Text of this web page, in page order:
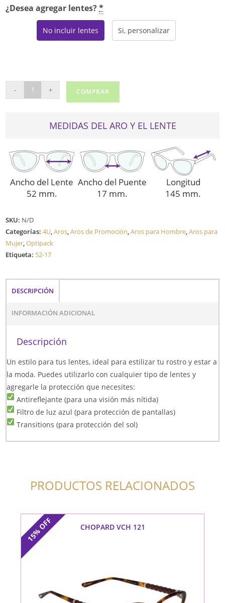
¿Desea agregar lentes?*
No incluir lentes Si, personalizar
105
- + COMPRAR
MEDIDAS DEL ARO Y EL LENTE
Ancho del Lente
52 mm.
Ancho del Puente
17 mm.
Longitud
145 mm.
SKU: N/D
Categorías:4U,Aros,Aros de Promoción,Aros para Hombre,Aros para
Mujer,Optipack
Etiqueta: 52-17
DESCRIPCIÓN
INFORMACIÓN ADICIONAL
Descripción
Un estilo para tus lentes, ideal para estilizar tu rostro y estar a
la moda. Puedes utilizarlo con cualquier tipo de lentes y
agregarle la protección que necesites:
Antireflejante (para una visión más nítida)
Filtro de luz azul (para protección de pantallas)
Transitions (para protección del sol)
PRODUCTOS RELACIONADOS
15%
OFF CHOPARD VCH 121